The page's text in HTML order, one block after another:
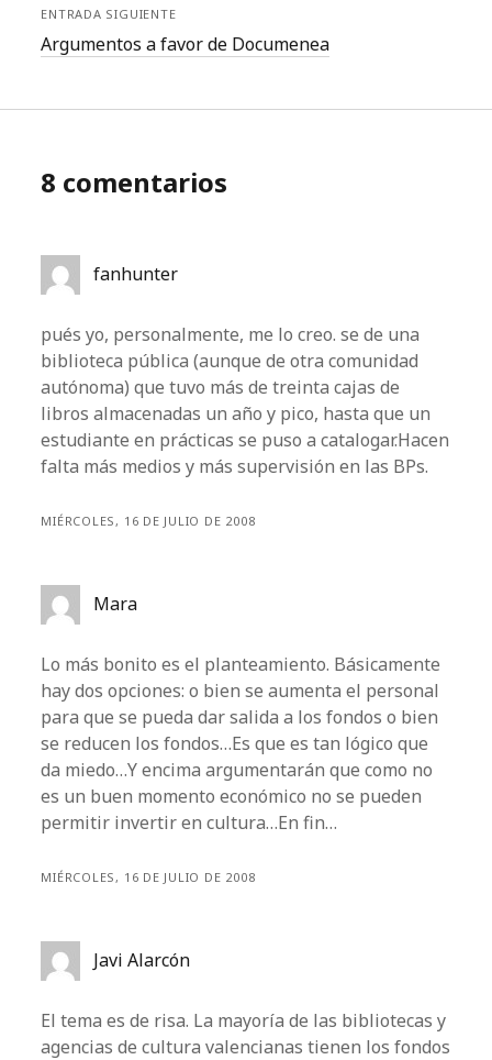
ENTRADA SIGUIENTE
Argumentos a favor de Documenea
8 comentarios
fanhunter
pués yo, personalmente, me lo creo. se de una
biblioteca pública (aunque de otra comunidad
autónoma) que tuvo más de treinta cajas de
libros almacenadas un año y pico, hasta que un
estudiante en prácticas se puso a catalogar.Hacen
falta más medios y más supervisión en las BPs.
MIÉRCOLES, 16 DE JULIO DE 2008
Mara
Lo más bonito es el planteamiento. Básicamente
hay dos opciones: o bien se aumenta el personal
para que se pueda dar salida a los fondos o bien
se reducen los fondos…Es que es tan lógico que
da miedo…Y encima argumentarán que como no
es un buen momento económico no se pueden
permitir invertir en cultura…En fin…
MIÉRCOLES, 16 DE JULIO DE 2008
Javi Alarcón
El tema es de risa. La mayoría de las bibliotecas y
agencias de cultura valencianas tienen los fondos